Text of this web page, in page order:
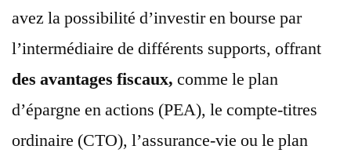
avez la possibilité d’investir en bourse par
l’intermédiaire de différents supports, offrant
des avantages fiscaux, comme le plan
d’épargne en actions (PEA), le compte-titres
ordinaire (CTO), l’assurance-vie ou le plan